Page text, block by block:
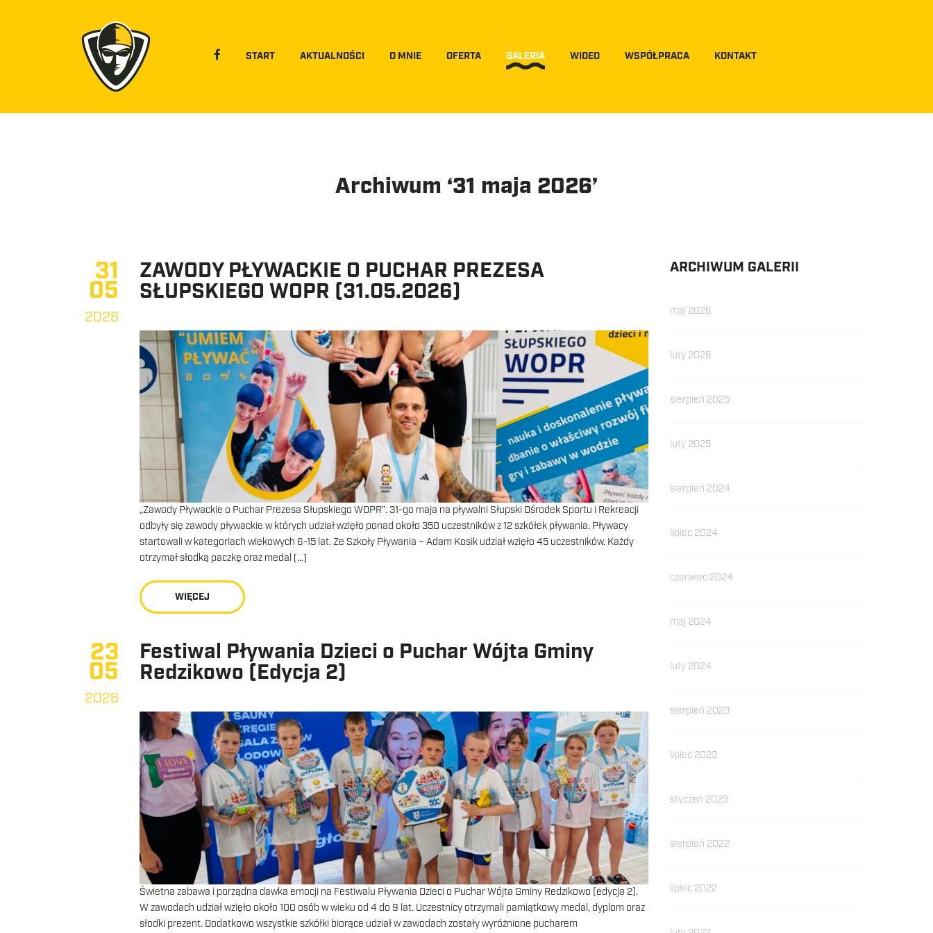
START AKTUALNOŚCI O MNIE OFERTA GALERIA WIDEO WSPÓŁPRACA KONTAKT
Archiwum ‘31 maja 2026’
31
05
2026
ZAWODY PŁYWACKIE O PUCHAR PREZESA
SŁUPSKIEGO WOPR (31.05.2026)
„Zawody Pływackie o Puchar Prezesa Słupskiego WOPR”. 31-go maja na pływalni Słupski Ośrodek Sportu i Rekreacji
odbyły się zawody pływackie w których udział wzięło ponad około 350 uczestników z 12 szkółek pływania. Pływacy
startowali w kategoriach wiekowych 6-15 lat. Ze Szkoły Pływania – Adam Kosik udział wzięło 45 uczestników. Każdy
otrzymał słodką paczkę oraz medal […]
WIĘCEJ
23
05
2026
Festiwal Pływania Dzieci o Puchar Wójta Gminy
Redzikowo (Edycja 2)
Świetna zabawa i porządna dawka emocji na Festiwalu Pływania Dzieci o Puchar Wójta Gminy Redzikowo (edycja 2).
W zawodach udział wzięło około 100 osób w wieku od 4 do 9 lat. Uczestnicy otrzymali pamiątkowy medal, dyplom oraz
słodki prezent. Dodatkowo wszystkie szkółki biorące udział w zawodach zostały wyróżnione pucharem
ARCHIWUM GALERII
maj 2026
luty 2026
sierpień 2025
luty 2025
sierpień 2024
lipiec 2024
czerwiec 2024
maj 2024
luty 2024
sierpień 2023
lipiec 2023
styczeń 2023
sierpień 2022
lipiec 2022